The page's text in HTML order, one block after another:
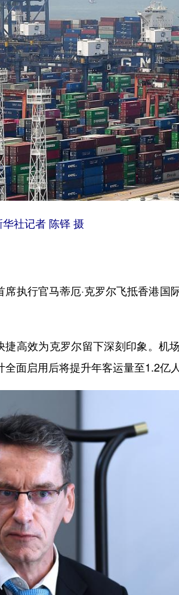
社记者 陈铎 摄
行官马蒂厄·克罗尔飞抵香港国
效为克罗尔留下深刻印象。机
面启用后将提升年客运量至1.2亿人